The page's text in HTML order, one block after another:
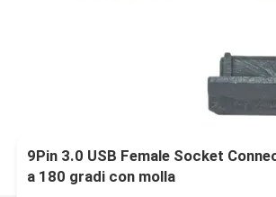
9Pin 3.0 USB Female Socket
a 180 gradi con molla